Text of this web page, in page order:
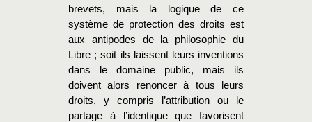
brevets, mais la logique de ce
système de protection des droits est
aux antipodes de la philosophie du
Libre ; soit ils laissent leurs inventions
dans le domaine public, mais ils
doivent alors renoncer à tous leurs
droits, y compris l’attribution ou le
partage à l’identique que favorisent